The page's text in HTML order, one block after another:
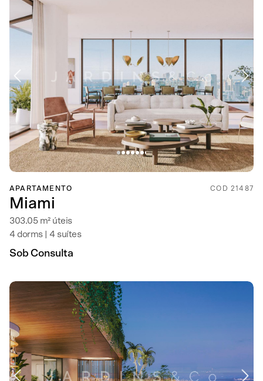
APARTAMENTO COD 21487
Miami
303.05 m² úteis
4 dorms | 4 suítes
Sob Consulta